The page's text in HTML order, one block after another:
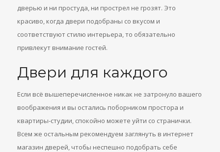
дверью и ни простуда, ни прострел не грозят. Это
красиво, когда двери подобраны со вкусом и
соответствуют стилю интерьера, то обязательно
привлекут внимание гостей.
Двери для каждого
Если всё вышеперечисленное никак не затронуло вашего
воображения и вы остались поборником простора и
квартиры-студии, спокойно можете уйти со странички.
Всем же остальным рекомендуем заглянуть в интернет
магазин дверей, чтобы неспешно подобрать себе